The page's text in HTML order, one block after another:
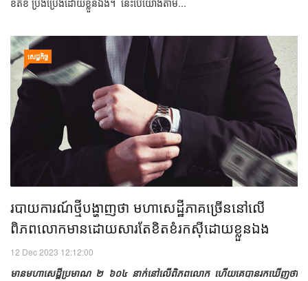
ខិតខំ ប្រឹងប្រែង​ដោយខ្លួនឯង។ នេះ​បើ​យោង​តាម...
សេដ្ឋកិច្ច
របាយការណ៍​ថ្មី​បង្ហាញ​ថា មហាសេដ្ឋី​ភាគច្រើន​នៅ​លើ​
ពិភពលោក​​មាន​ដោយសារតែ​ខិតខំ​រកស៊ី​ដោយ​ខ្លួនឯង
12 Dec 2023 12:12:00
មាន​មហាសេដ្ឋី​ប្រមាណ ២ ៦០៤ នាក់​នៅ​លើ​ពិភពលោក ហើយ​គេ​​បាន​រក​ឃើញ​ថា